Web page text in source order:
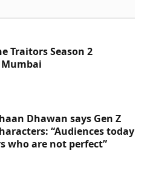
Traitors Season 2
Dhawan says Gen Z
“Audiences today
who are not perfect”